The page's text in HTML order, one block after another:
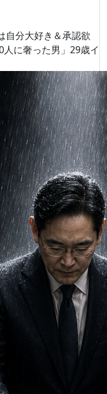
自分大好き＆承認欲
に奢った男」29歳イ